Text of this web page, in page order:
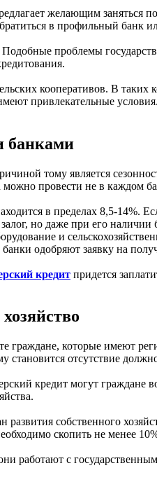
желающим заняться
в профильный
проблемы
кооперативов. В
привлекательные условия.
банками
тому является
провести не в каждом
в пределах 8,5-
но даже при его
и
одобряют заявку на
кредит придется
граждане, которые имеют
отсутствие
кредит могут граждане
собственного
скопить не менее
работают с